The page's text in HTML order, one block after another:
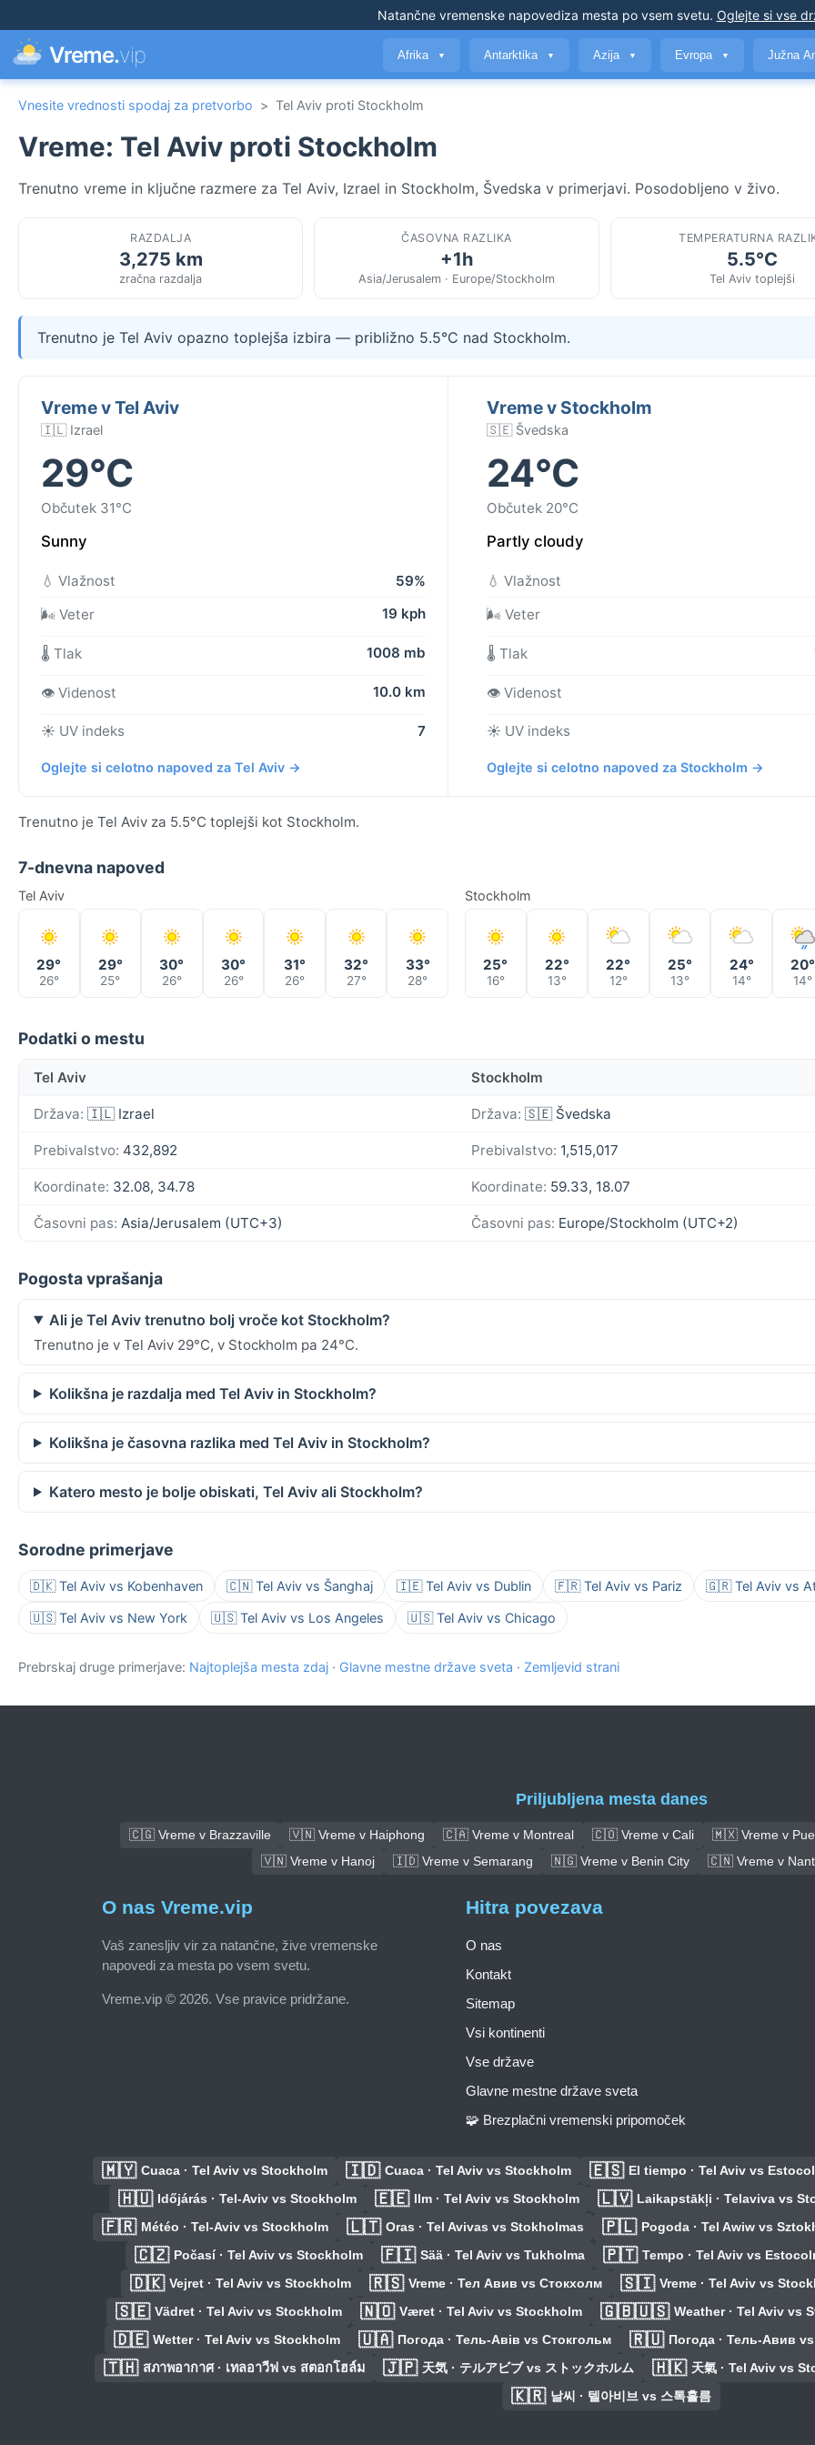
Natančne vremenske napovediza mesta po vsem svetu. Oglejte si vse
Vreme.vip Afrika ▼ Antarktika ▼ Azija ▼ Evropa ▼ Južna
Vnesite vrednosti spodaj za pretvorbo > Tel Aviv proti Stockholm
Vreme: Tel Aviv proti Stockholm
Trenutno vreme in ključne razmere za Tel Aviv, Izrael in Stockholm, Švedska v primerjavi. Posodobljeno v živo.
RAZDALJA
3,275 km
zračna razdalja
ČASOVNA RAZLIKA
+1h
Asia/Jerusalem · Europe/Stockholm
TEMPERATURNA
5.5°C
Tel Aviv toplejši
Trenutno je Tel Aviv opazno toplejša izbira — približno 5.5°C nad Stockholm.
Vreme v Tel Aviv
🇮🇱 Izrael
29°C
Občutek 31°C
Sunny
💧 Vlažnost
59%
🌬️ Veter
19 kph
🌡️ Tlak 1008 mb
👁️ Videnost 10.0 km
☀️ UV indeks 7
Oglejte si celotno napoved za Tel Aviv →
Vreme v Stockholm
🇸🇪 Švedska
24°C
Občutek 20°C
Partly cloudy
💧 Vlažnost
🌬️ Veter
🌡️ Tlak
👁️ Videnost
☀️ UV indeks
Oglejte si celotno napoved za Stockholm →
Trenutno je Tel Aviv za 5.5°C toplejši kot Stockholm.
7-dnevna napoved
Tel Aviv
29°
26°
29°
25°
30°
26°
30°
26°
31°
26°
32°
27°
33°
28°
Stockholm
25°
16°
22°
13°
22°
12°
25°
13°
24°
14°
20°
14°
Podatki o mestu
Tel Aviv Stockholm
Država: 🇮🇱 Izrael Država: 🇸🇪 Švedska
Prebivalstvo: 432,892 Prebivalstvo: 1,515,017
Koordinate: 32.08, 34.78 Koordinate: 59.33, 18.07
Časovni pas: Asia/Jerusalem (UTC+3) Časovni pas: Europe/Stockholm (UTC+2)
Pogosta vprašanja
Ali je Tel Aviv trenutno bolj vroče kot Stockholm?
Trenutno je v Tel Aviv 29°C, v Stockholm pa 24°C.
Kolikšna je razdalja med Tel Aviv in Stockholm?
Kolikšna je časovna razlika med Tel Aviv in Stockholm?
Katero mesto je bolje obiskati, Tel Aviv ali Stockholm?
Sorodne primerjave
🇩🇰 Tel Aviv vs Kobenhaven 🇨🇳 Tel Aviv vs Šanghaj 🇮🇪 Tel Aviv vs Dublin 🇫🇷 Tel Aviv vs Pariz 🇬🇷 Tel Aviv vs
🇺🇸 Tel Aviv vs New York 🇺🇸 Tel Aviv vs Los Angeles 🇺🇸 Tel Aviv vs Chicago
Prebrskaj druge primerjave: Najtoplejša mesta zdaj · Glavne mestne države sveta · Zemljevid strani
Priljubljena mesta danes
🇨🇬 Vreme v Brazzaville 🇻🇳 Vreme v Haiphong 🇨🇦 Vreme v Montreal 🇨🇴 Vreme v Cali
🇲🇽 Vreme v
🇻🇳 Vreme v Hanoj
🇮🇩 Vreme v Semarang 🇳🇬 Vreme v Benin City 🇨🇳 Vreme v
O nas Vreme.vip
Vaš zanesljiv vir za natančne, žive vremenske
napovedi za mesta po vsem svetu.
Vreme.vip © 2026. Vse pravice pridržane.
Hitra povezava
O nas
Kontakt
Sitemap
Vsi kontinenti
Vse države
Glavne mestne države sveta
🧩 Brezplačni vremenski pripomoček
🇲🇾 Cuaca · Tel Aviv vs Stockholm 🇮🇩 Cuaca · Tel Aviv vs Stockholm 🇪🇸 El tiempo · Tel Aviv vs
🇭🇺 Időjárás · Tel-Aviv vs Stockholm 🇪🇪 Ilm · Tel Aviv vs Stockholm 🇱🇻 Laikapstākļi · Telaviva vs
🇫🇷 Météo · Tel-Aviv vs Stockholm 🇱🇹 Oras · Tel Avivas vs Stokholmas 🇵🇱 Pogoda · Tel Awiw vs
🇨🇿 Počasí · Tel Aviv vs Stockholm 🇫🇮 Sää · Tel Aviv vs Tukholma 🇵🇹 Tempo · Tel Aviv vs
🇩🇰 Vejret · Tel Aviv vs Stockholm 🇷🇸 Vreme · Тел Авив vs Стокхолм 🇸🇮 Vreme · Tel Aviv vs
🇸🇪 Vädret · Tel Aviv vs Stockholm 🇳🇴 Været · Tel Aviv vs Stockholm 🇬🇧🇺🇸 Weather · Tel Aviv vs
🇩🇪 Wetter · Tel Aviv vs Stockholm 🇺🇦 Погода · Тель-Авів vs Стокгольм 🇷🇺 Погода · Тель-Авив
🇹🇭 สภาพอากาศ · เทลอาวีฟ vs สตอกโฮล์ม 🇯🇵 天気 · テルアビブ vs ストックホルム 🇭🇰 天氣 · Tel Aviv vs
🇰🇷 날씨 · 텔아비브 vs 스톡홀름